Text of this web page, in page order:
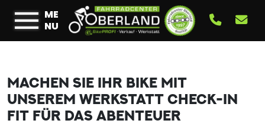
ME
NU
MACHEN SIE IHR BIKE MIT
UNSEREM WERKSTATT CHECK-IN
FIT FÜR DAS ABENTEUER